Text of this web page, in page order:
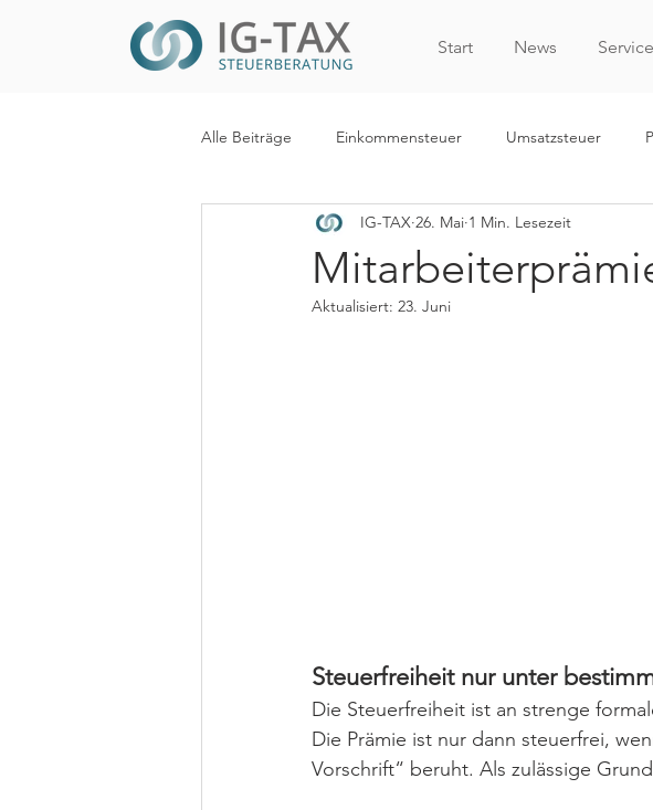
Start News
Alle Beiträge Einkommensteuer Umsatzsteuer
Internationales Steuerrecht Rechnungslegung/
Kapitalertragsteuer
IG-TAX 26. Mai 1 Min. Lesezeit
Aktualisiert: 23. Juni
Steuerfreiheit nur unter
Die Steuerfreiheit ist an strenge
Die Prämie ist nur dann steuerfrei,
Vorschrift“ beruht. Als zulässige